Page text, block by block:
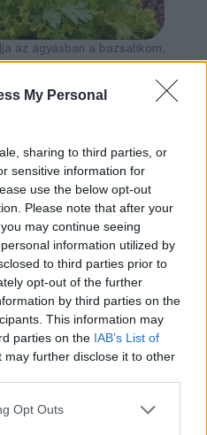
My Personal
sharing to third parties, or
sensitive information for
use the below opt-out
Please note that after your
may continue seeing
information utilized by
to third parties prior to
opt-out of the further
by third parties on the
This information may
parties on the IAB’s List of
may further disclose it to other
Opt Outs
az ágyásban a bazsalikom,
szárából is képes
a palántákat a
mélyebbre is
a cserépben
fontos, mert az erős
erőteljes szár,
gyökérzet. Ezért ha
nyúlánk és karcsú,
ültetéskor 5–10, de